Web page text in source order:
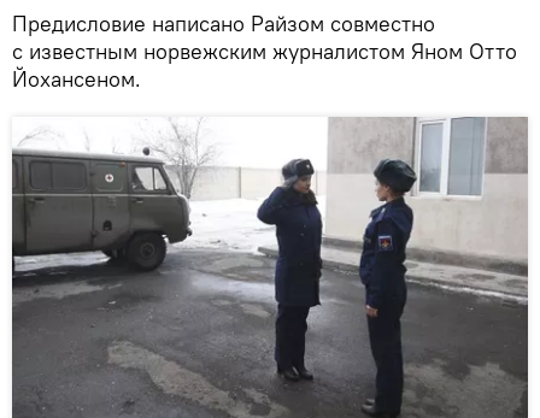
Предисловие написано Райзом совместно
с известным норвежским журналистом Яном Отто
Йохансеном.